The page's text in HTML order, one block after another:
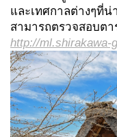
และเทศกาลต่างๆที่
สามารถตรวจสอบต
http://ml.shirakawa-